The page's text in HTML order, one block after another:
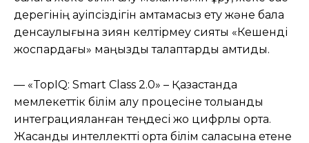
дерегінің қауіпсіздігін қамтамасыз ету және бала
денсаулығына зиян келтірмеу сияқты «Кешенді
жоспардағы» маңызды талаптарды қамтиды.
— «TopIQ: Smart Class 2.0» – Қазақстанда
мемлекеттік білім алу процесіне толыққанды
интеграцияланған теңдесі жоқ цифрлық орта.
Жасанды интеллектті орта білім саласына етене